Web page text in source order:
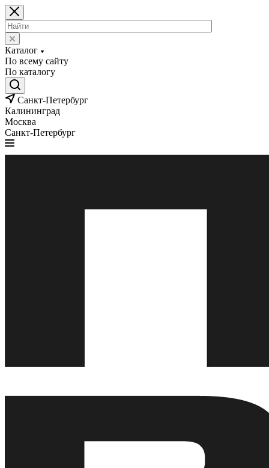
Каталог
По всему сайту
По каталогу
Санкт-Петербург
Калининград
Москва
Санкт-Петербург